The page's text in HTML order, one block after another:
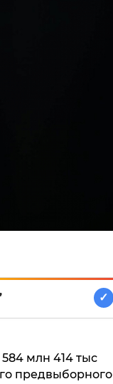
✓
млн 414 тыс
предвыборного